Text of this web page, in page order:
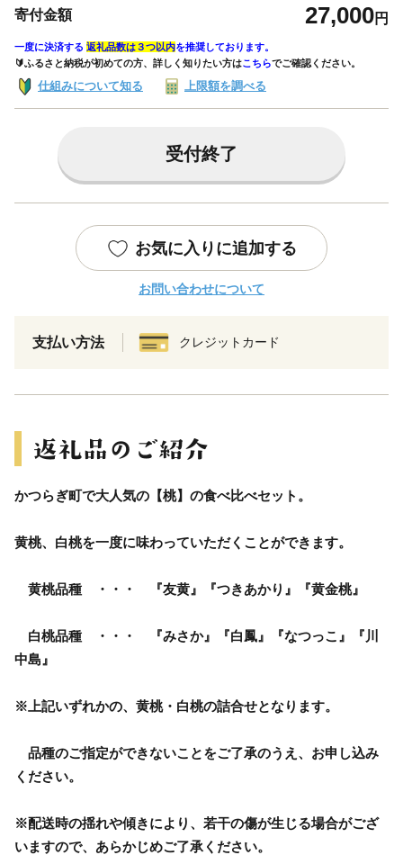
寄付金額 27,000円
一度に決済する 返礼品数は３つ以内を推奨しております。
🔰ふるさと納税が初めての方、詳しく知りたい方はこちらでご確認ください。
仕組みについて知る 上限額を調べる
受付終了
お気に入りに追加する
お問い合わせについて
支払い方法 クレジットカード
かつらぎ町で大人気の【桃】の食べ比べセット。
黄桃、白桃を一度に味わっていただくことができます。
黄桃品種 ・・・ 『友黄』『つきあかり』『黄金桃』
白桃品種 ・・・ 『みさか』『白鳳』『なつっこ』『川
中島』
※上記いずれかの、黄桃・白桃の詰合せとなります。
品種のご指定ができないことをご了承のうえ、お申し込み
ください。
※配送時の揺れや傾きにより、若干の傷が生じる場合がござ
いますので、あらかじめご了承ください。